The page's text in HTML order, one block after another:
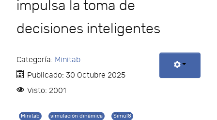
impulsa la toma de
decisiones inteligentes
Categoría: Minitab
Publicado: 30 Octubre 2025
Visto: 2001
Minitab simulación dinámica
Simul8